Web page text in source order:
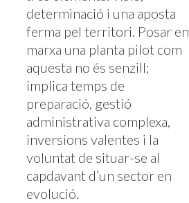
determinació i una aposta
ferma pel territori. Posar en
marxa una planta pilot com
aquesta no és senzill;
implica temps de
preparació, gestió
administrativa complexa,
inversions valentes i la
voluntat de situar-se al
capdavant d’un sector en
evolució.